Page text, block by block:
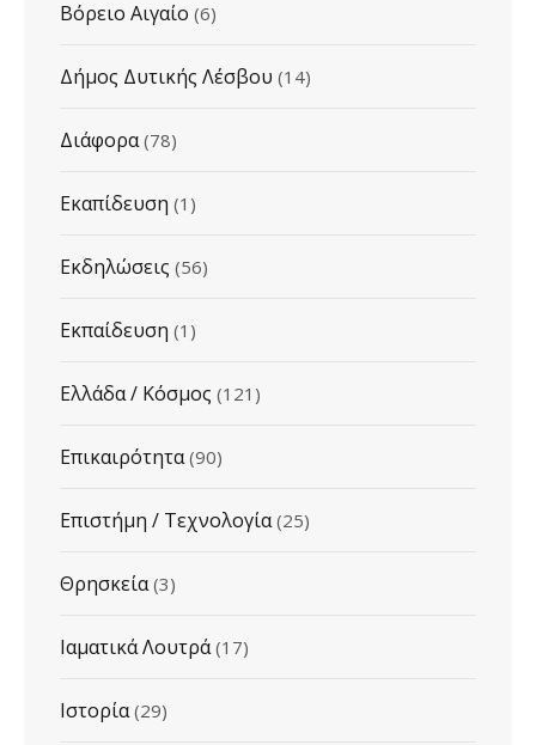
Βόρειο Αιγαίο (6)
Δήμος Δυτικής Λέσβου (14)
Διάφορα(78)
Εκαπίδευση (1)
Εκδηλώσεις (56)
Εκπαίδευση (1)
Ελλάδα / Κόσμος (121)
Επικαιρότητα(90)
Επιστήμη / Τεχνολογία(25)
Θρησκεία(3)
Ιαματικά Λουτρά(17)
Ιστορία(29)